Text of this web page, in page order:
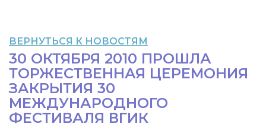
ВЕРНУТЬСЯ К НОВОСТЯМ
30 ОКТЯБРЯ 2010 ПРОШЛА
ТОРЖЕСТВЕННАЯ ЦЕРЕМОНИЯ
ЗАКРЫТИЯ 30
МЕЖДУНАРОДНОГО
ФЕСТИВАЛЯ ВГИК